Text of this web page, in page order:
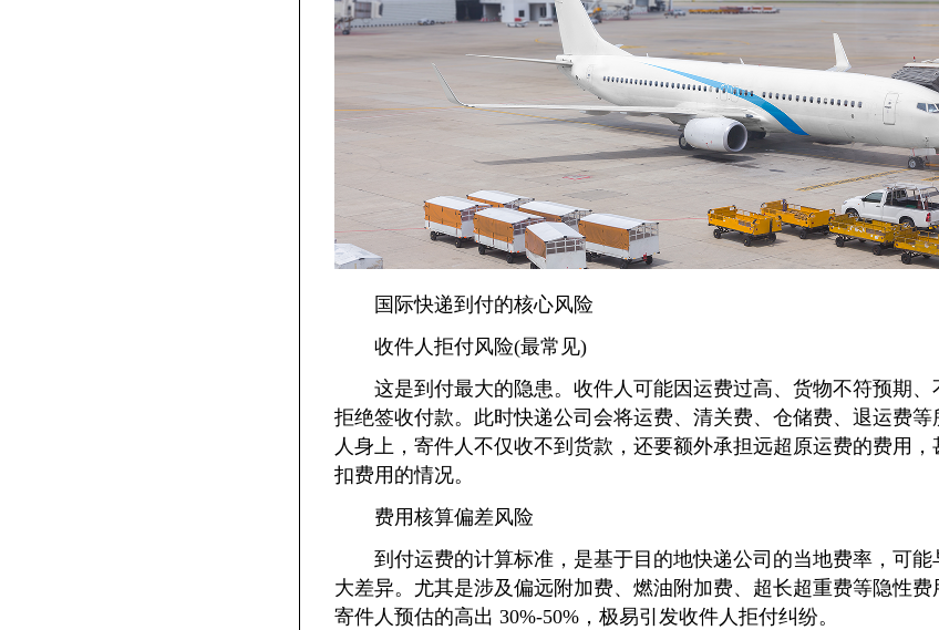
国际快递到付的核心风险
收件人拒付风险(最常见)
这是到付最大的隐患。收件人可能因运费过高、货物不符预期、
拒绝签收付款。此时快递公司会将运费、清关费、仓储费、退运费
人身上，寄件人不仅收不到货款，还要额外承担远超原运费的费用
扣费用的情况。
费用核算偏差风险
到付运费的计算标准，是基于目的地快递公司的当地费率，可能
大差异。尤其是涉及偏远附加费、燃油附加费、超长超重费等隐性
寄件人预估的高出 30%-50%，极易引发收件人拒付纠纷。